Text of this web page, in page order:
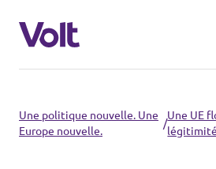
Choisir une langue
Une politique nouvelle. Une
Europe nouvelle.
/
Une UE